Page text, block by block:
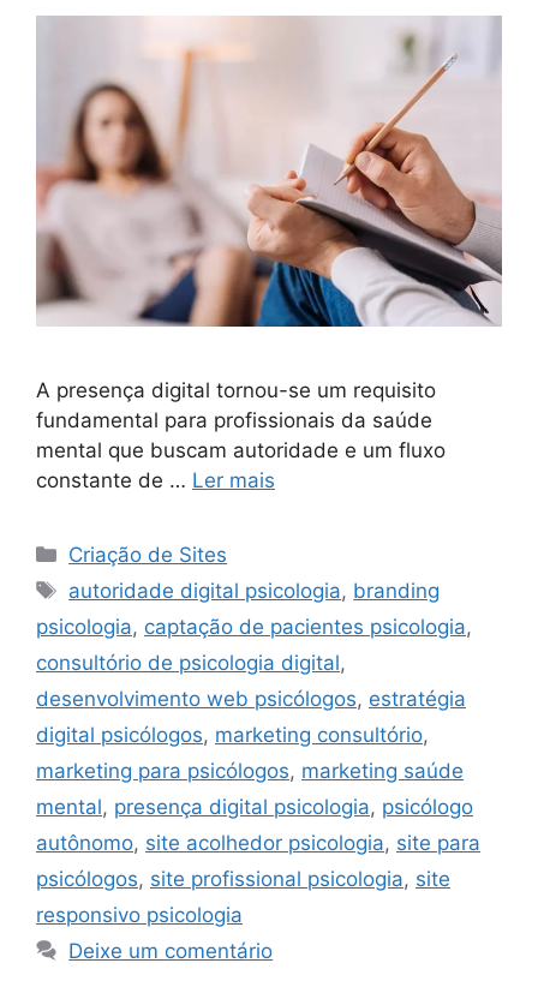
A presença digital tornou-se um requisito
fundamental para profissionais da saúde
mental que buscam autoridade e um fluxo
constante de … Ler mais
Categorias
Criação de Sites
Tags
autoridade digital psicologia, branding
psicologia, captação de pacientes psicologia,
consultório de psicologia digital,
desenvolvimento web psicólogos, estratégia
digital psicólogos, marketing consultório,
marketing para psicólogos, marketing saúde
mental, presença digital psicologia, psicólogo
autônomo, site acolhedor psicologia, site para
psicólogos, site profissional psicologia, site
responsivo psicologia
Deixe um comentário